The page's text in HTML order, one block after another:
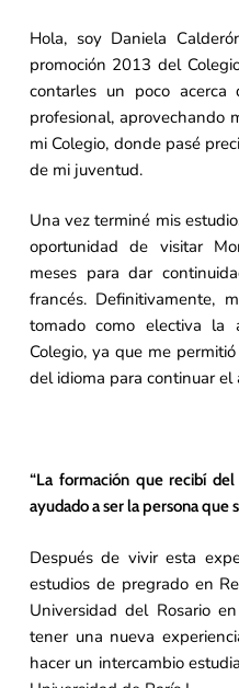
Hola, soy Daniela
promoción 2013 del
contarles un poco acerca
profesional, aprovechando
mi Colegio, donde pasé
de mi juventud.
Una vez terminé mis
oportunidad de visitar
meses para dar
francés. Definitivamente,
tomado como electiva la
Colegio, ya que me
del idioma para continuar el
“La formación que recibí
ayudado a ser la persona que
Después de vivir esta
estudios de pregrado en
Universidad del Rosario
tener una nueva
hacer un intercambio